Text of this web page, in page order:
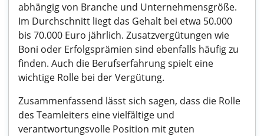
abhängig von Branche und Unternehmensgröße.
Im Durchschnitt liegt das Gehalt bei etwa 50.000
bis 70.000 Euro jährlich. Zusatzvergütungen wie
Boni oder Erfolgsprämien sind ebenfalls häufig zu
finden. Auch die Berufserfahrung spielt eine
wichtige Rolle bei der Vergütung.
Zusammenfassend lässt sich sagen, dass die Rolle
des Teamleiters eine vielfältige und
verantwortungsvolle Position mit guten